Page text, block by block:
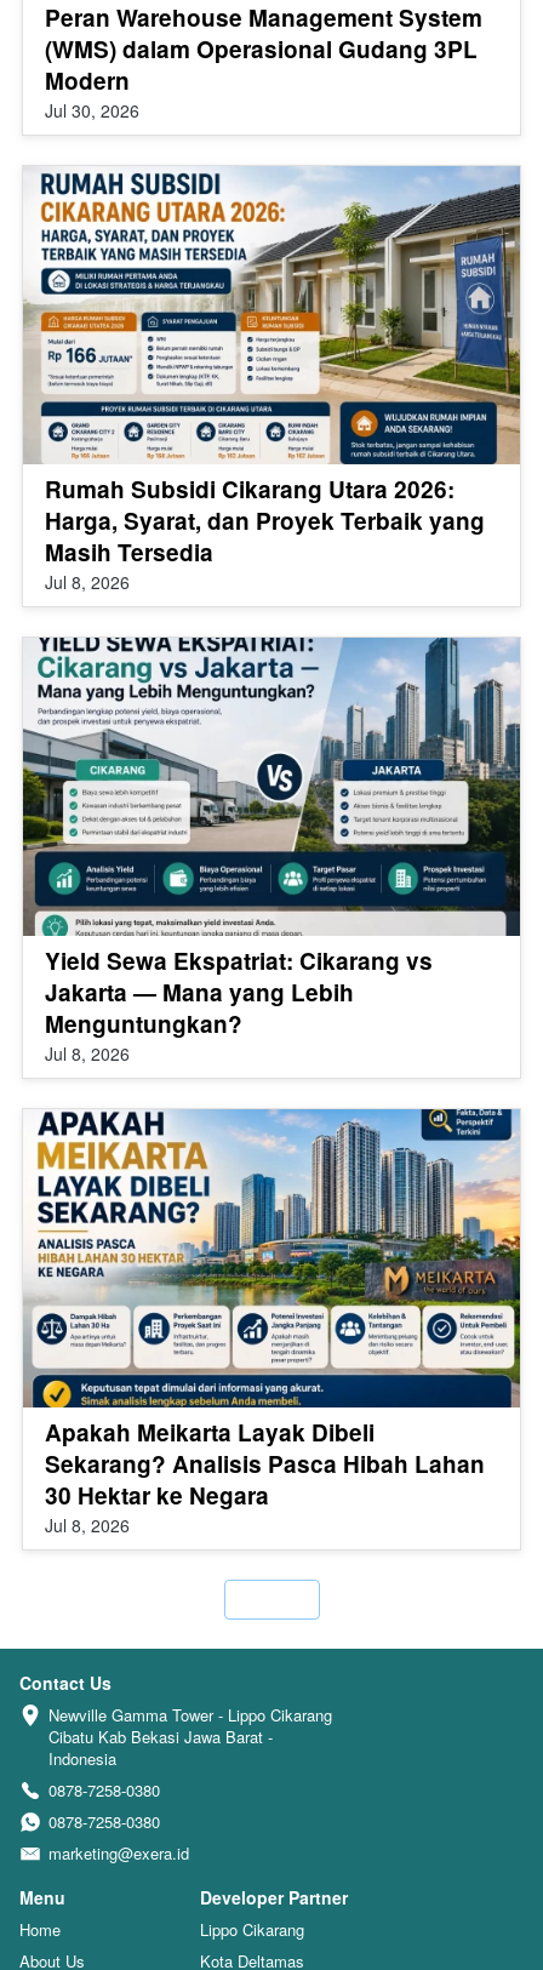
Peran Warehouse Management System
(WMS) dalam Operasional Gudang 3PL
Modern
Jul 30, 2026
Rumah Subsidi Cikarang Utara 2026:
Harga, Syarat, dan Proyek Terbaik yang
Masih Tersedia
Jul 8, 2026
Yield Sewa Ekspatriat: Cikarang vs
Jakarta — Mana yang Lebih
Menguntungkan?
Jul 8, 2026
Apakah Meikarta Layak Dibeli
Sekarang? Analisis Pasca Hibah Lahan
30 Hektar ke Negara
Jul 8, 2026
Contact Us
Newville Gamma Tower - Lippo Cikarang
Cibatu Kab Bekasi Jawa Barat -
Indonesia
0878-7258-0380
0878-7258-0380
marketing@exera.id
Menu
Home
About Us
Developer Partner
Lippo Cikarang
Kota Deltamas